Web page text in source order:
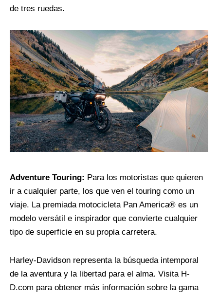
de tres ruedas.
Adventure Touring: Para los motoristas que quieren
ir a cualquier parte, los que ven el touring como un
viaje. La premiada motocicleta Pan America® es un
modelo versátil e inspirador que convierte cualquier
tipo de superficie en su propia carretera.
Harley-Davidson representa la búsqueda intemporal
de la aventura y la libertad para el alma. Visita H-
D.com para obtener más información sobre la gama